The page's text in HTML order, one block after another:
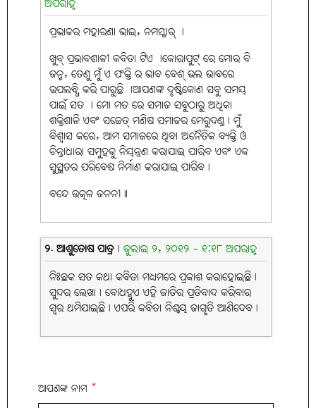
ପ୍ରଭାକର ମହାରଣା ଭାଇ, ନମସ୍କାର୍ ।
ଖୁବ୍ ପ୍ରଭାବଶାଳୀ କବିତା ଟିଏ ।କୋରାପୁଟ୍ ରେ ମୋର ବି
ଜନ୍ମ, ତେଣୁ ମୁଁ ଏ ପଂକ୍ତି ର ଭାବ ବେଶ୍ ଭଲ ଭାବରେ
ଉପଲବ୍ଧି କରି ପାରୁଛି ।ଆପଣଙ୍କ ଦୃଷ୍ଟିକୋଣ ସବୁ ସମୟ
ପାଇଁ ସତ । ମୋ ମତ ରେ ସମାଜ ସବୁଠାରୁ ଅଧିକା
ଶକ୍ତିଶାଳି ଏବଂ ସଚ୍ଚେତ୍ ମଣିଷ ସମାଜର ମେରୁଦଣ୍ଡ। ମୁଁ
ବିଶ୍ୱାସ କରେ, ଆମ ସମାଜରେ ଥିବା ଅନୈତିକ ବ୍ୟକ୍ତି ଓ
ଚିନ୍ତାଧାରା ସମୁହକୁ ନିୟନ୍ତ୍ରଣ କରାଯାଇ ପାରିବ ଏବଂ ଏକ
ସୁସ୍ଥତର ପରିବେଷ ନିର୍ମାଣ କରାଯାଇ ପାରିବ।
ବନ୍ଦେ ଉତ୍କଳ ଜନନୀ॥
୨. ଆଶୁତୋଷ ପାତ୍ର| ଜୁଲାଇ ୨, ୨୦୧୨ - ୧:୧୮ ଅପରାହ୍ନ
ନିଃଛକ ସତ କଥା କବିତା ମଧ୍ୟମରେ ପ୍ରକାଶ କରାହୋଇଛି।
ସୁନ୍ଦର ଲେଖା। ବୋଧହୁଏ ଏହି ଜାତିର ପ୍ରତିବାଦ କରିବାର
ସ୍ବର ଥମିଯାଇଛି। ଏପରି କବିତା ନିଶ୍ଚୟ ଜାଗୃତି ଆଣିଦେବ।
ଆପଣଙ୍କ ନାମ *